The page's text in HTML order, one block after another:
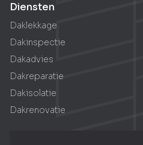
Diensten
Daklekkage
Dakinspectie
Dakadvies
Dakreparatie
Dakisolatie
Dakrenovatie